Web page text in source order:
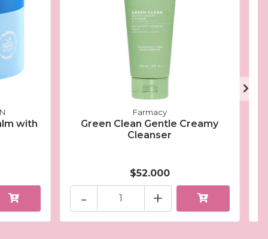
with
Farmacy
Green Clean Gentle Creamy
Cleanser
$52.000
+
-